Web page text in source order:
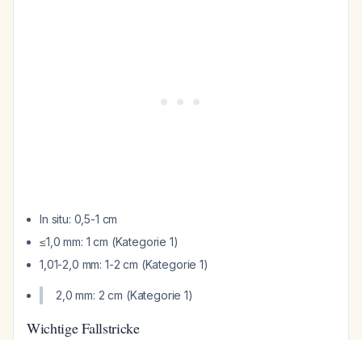
In situ: 0,5-1 cm
≤1,0 mm: 1 cm (Kategorie 1)
1,01-2,0 mm: 1-2 cm (Kategorie 1)
2,0 mm: 2 cm (Kategorie 1)
Wichtige Fallstricke